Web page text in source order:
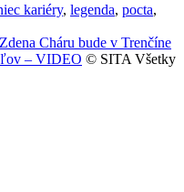
kariéry, legenda, pocta,
Cháru bude v Trenčíne
– VIDEO © SITA Všetky